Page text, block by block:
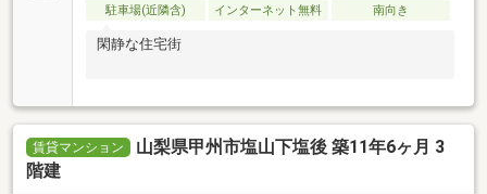
駐車場(近隣含)
インターネット無料 南向き
閑静な住宅街
賃貸マンション
山梨県甲州市塩山下塩後 築11年6ヶ月 3
階建